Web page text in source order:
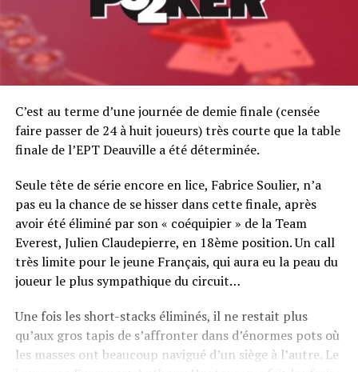
C’est au terme d’une journée de demie finale (censée
faire passer de 24 à huit joueurs) très courte que la table
finale de l’EPT Deauville a été déterminée.
Seule tête de série encore en lice, Fabrice Soulier, n’a
pas eu la chance de se hisser dans cette finale, après
avoir été éliminé par son « coéquipier » de la Team
Everest, Julien Claudepierre, en 18ème position. Un call
très limite pour le jeune Français, qui aura eu la peau du
joueur le plus sympathique du circuit…
Une fois les short-stacks éliminés, il ne restait plus
qu’aux gros tapis de s’affronter dans d’énormes pots où
les masses ont beaucoup navigué d’un siège à l’autre. Le